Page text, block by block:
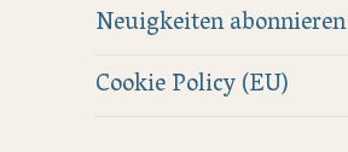
Neuigkeiten abonnieren
Cookie Policy (EU)